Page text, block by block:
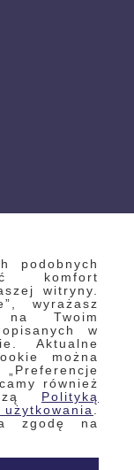
podobnych
komfort
witryny.
wyrażasz
na Twoim
w
Aktualne
można
również
Polityką
zgodę na